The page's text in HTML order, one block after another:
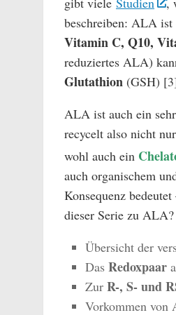
beschreiben: ALA ist
Vitamin C, Q10,
reduziertes ALA)
Glutathion (GSH)
ALA ist auch ein
recycelt also nicht
wohl auch ein
auch organischem
Konsequenz
dieser Serie zu ALA?
Übersicht der
Das Redoxpaar
Zur R-, S- und
Vorkommen von